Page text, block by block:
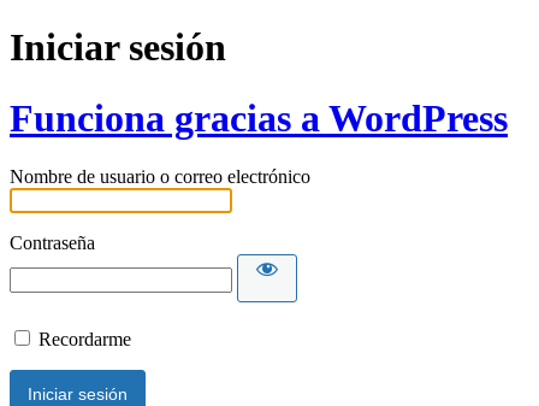
Iniciar sesión
Funciona gracias a WordPress
Nombre de usuario o correo electrónico
Contraseña
Recordarme